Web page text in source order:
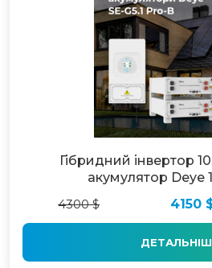
Гібридний інвертор
акумулятор Deye
4300 $
4150